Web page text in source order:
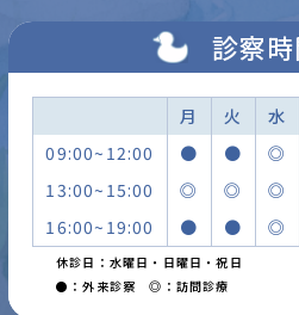
診察
月 火 水
09:00~12:00
● ● ◎
13:00~15:00
◎ ◎ ◎
16:00~19:00
● ● ◎
休診日：水曜日・日曜日・祝日
●：外来診察 ◎：訪問診療